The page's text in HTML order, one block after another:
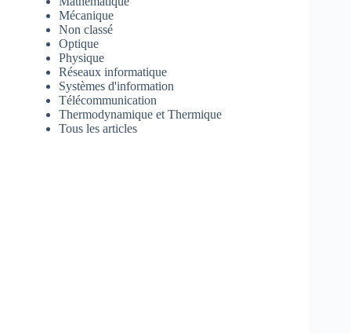
Mécanique
Non classé
Optique
Physique
Réseaux informatique
Systèmes d'information
Télécommunication
Thermodynamique et Thermique
Tous les articles